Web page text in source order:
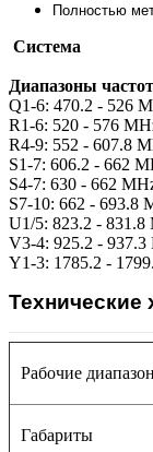
Полностью
Система
Диапазоны частот
Q1-6: 470.2 - 526
R1-6: 520 - 576
R4-9: 552 - 607.8
S1-7: 606.2 - 662
S4-7: 630 - 662
S7-10: 662 - 693.8
U1/5: 823.2 -
V3-4: 925.2 - 937.3
Y1-3: 1785.2 -
Технические
Рабочие
Габариты